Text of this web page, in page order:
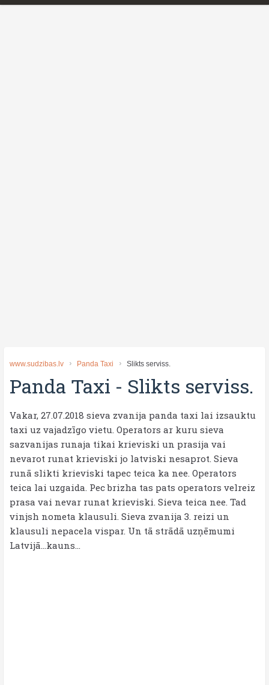
www.sudzibas.lv Panda Taxi Slikts serviss.
Panda Taxi - Slikts serviss.
Vakar, 27.07.2018 sieva zvanija panda taxi lai izsauktu
taxi uz vajadzīgo vietu. Operators ar kuru sieva
sazvanijas runaja tikai krieviski un prasija vai
nevarot runat krieviski jo latviski nesaprot. Sieva
runā slikti krieviski tapec teica ka nee. Operators
teica lai uzgaida. Pec brizha tas pats operators velreiz
prasa vai nevar runat krieviski. Sieva teica nee. Tad
vinjsh nometa klausuli. Sieva zvanija 3. reizi un
klausuli nepacela vispar. Un tā strādā uzņēmumi
Latvijā...kauns...